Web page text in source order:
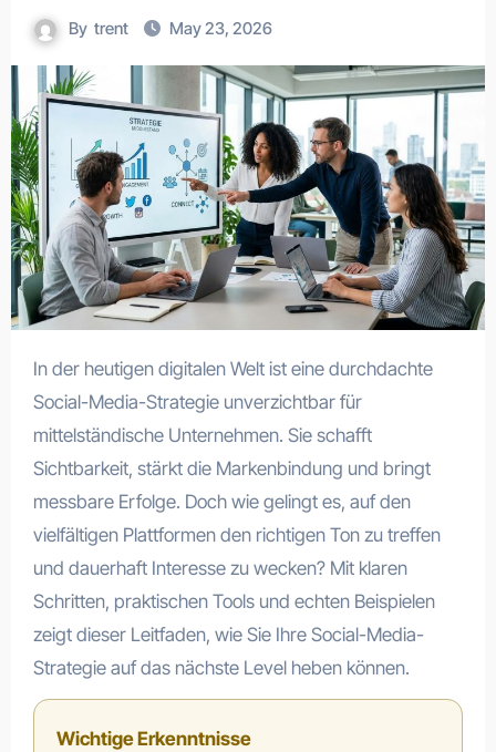
By trent May 23, 2026
In der heutigen digitalen Welt ist eine durchdachte
Social-Media-Strategie unverzichtbar für
mittelständische Unternehmen. Sie schafft
Sichtbarkeit, stärkt die Markenbindung und bringt
messbare Erfolge. Doch wie gelingt es, auf den
vielfältigen Plattformen den richtigen Ton zu treffen
und dauerhaft Interesse zu wecken? Mit klaren
Schritten, praktischen Tools und echten Beispielen
zeigt dieser Leitfaden, wie Sie Ihre Social-Media-
Strategie auf das nächste Level heben können.
Wichtige Erkenntnisse